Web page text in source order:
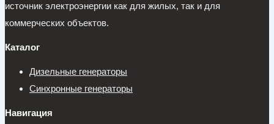
источник электроэнергии как для жилых, так и для
коммерческих объектов.
Каталог
Дизельные генераторы
Синхронные генераторы
Навигация